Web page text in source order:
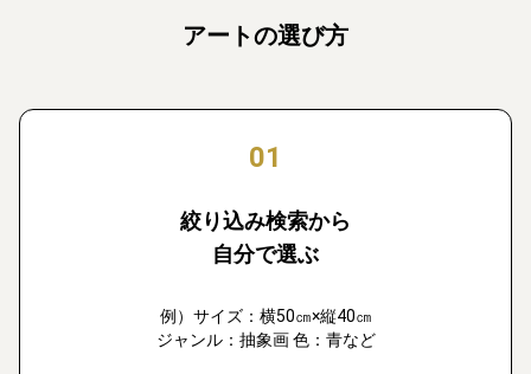
アートの選び方
01
絞り込み検索から
自分で選ぶ
例）サイズ：横50㎝×縦40㎝
ジャンル：抽象画 色：青など